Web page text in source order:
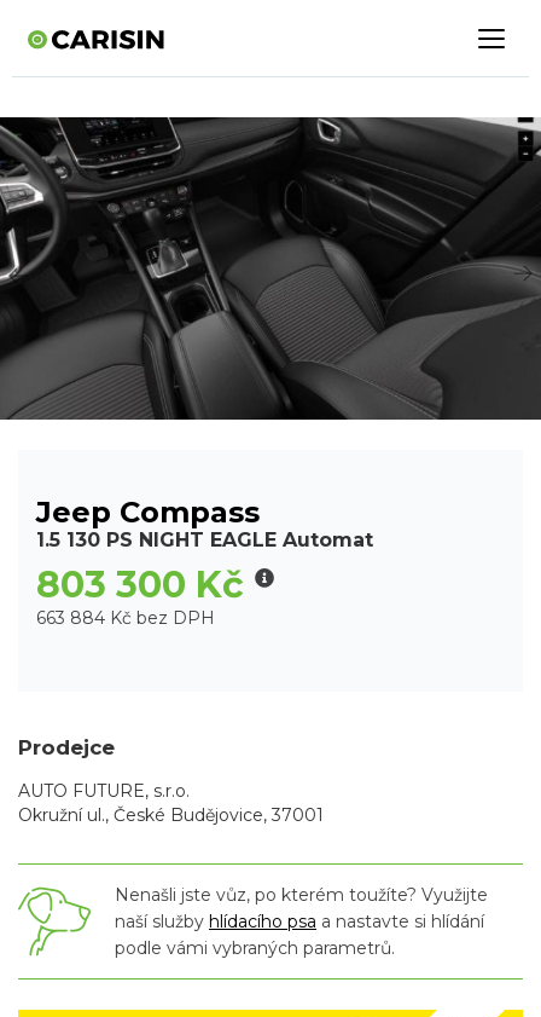
Jeep Compass
1.5 130 PS NIGHT EAGLE Automat
803 300 Kč
663 884 Kč bez DPH
Prodejce
AUTO FUTURE, s.r.o.
Okružní ul., České Budějovice, 37001
Nenašli jste vůz, po kterém toužíte? Využijte
naší služby hlídacího psa a nastavte si hlídání
podle vámi vybraných parametrů.